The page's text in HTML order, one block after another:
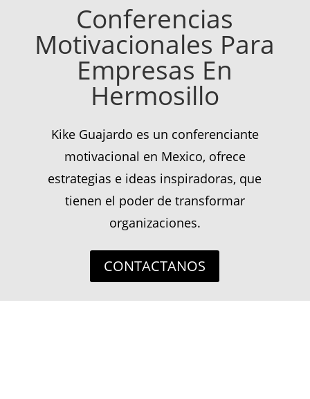
Conferencias
Motivacionales Para
Empresas En
Hermosillo
Kike Guajardo es un conferenciante
motivacional en Mexico, ofrece
estrategias e ideas inspiradoras, que
tienen el poder de transformar
organizaciones.
CONTACTANOS